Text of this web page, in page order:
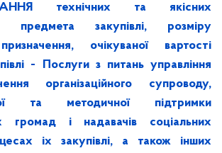
технічних та якісних
предмета закупівлі, розміру
очікуваної вартості
- Послуги з питань управління
організаційного супроводу,
та методичної підтримки
громад і надавачів соціальних
іх закупівлі, а також інших